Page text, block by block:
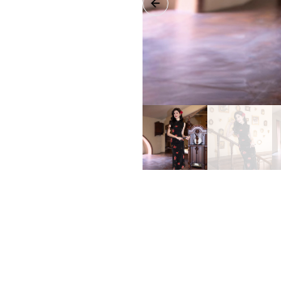
Previous slide